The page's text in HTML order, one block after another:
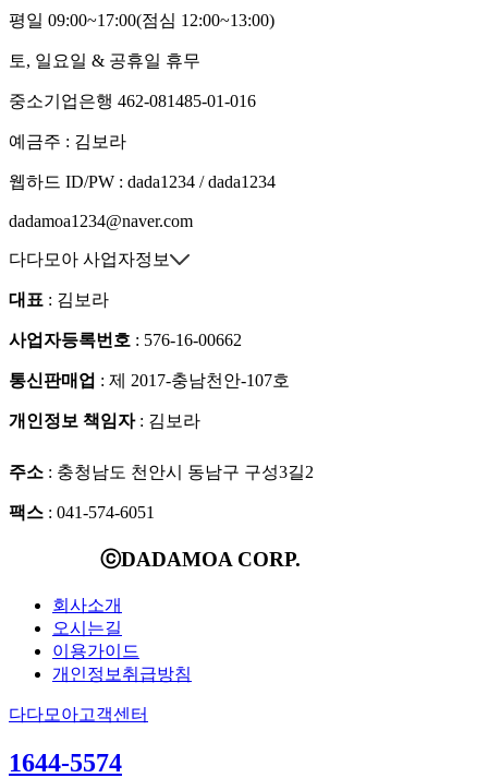
평일 09:00~17:00(점심 12:00~13:00)
토, 일요일 & 공휴일 휴무
중소기업은행 462-081485-01-016
예금주 : 김보라
웹하드 ID/PW : dada1234 / dada1234
dadamoa1234@naver.com
다다모아 사업자정보
대표 : 김보라
사업자등록번호 : 576-16-00662
통신판매업 : 제 2017-충남천안-107호
개인정보 책임자: 김보라
주소 : 충청남도 천안시 동남구 구성3길2
팩스 : 041-574-6051
ⓒDADAMOA CORP.
회사소개
오시는길
이용가이드
개인정보취급방침
다다모아고객센터
1644-5574